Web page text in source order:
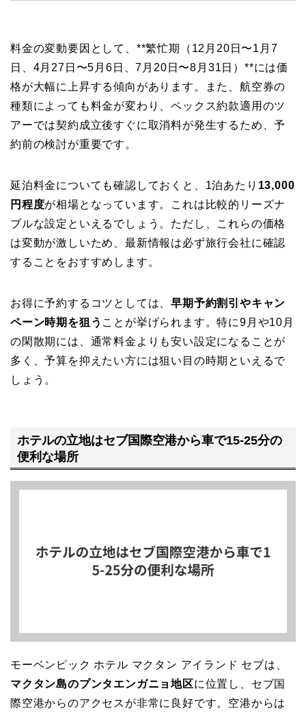
料金の変動要因として、**繁忙期（12月20日〜1月7
日、4月27日〜5月6日、7月20日〜8月31日）**には価
格が大幅に上昇する傾向があります。また、航空券の
種類によっても料金が変わり、ペックス約款適用のツ
アーでは契約成立後すぐに取消料が発生するため、予
約前の検討が重要です。
延泊料金についても確認しておくと、1泊あたり 13,000
円程度が相場となっています。これは比較的リーズナ
ブルな設定といえるでしょう。ただし、これらの価格
は変動が激しいため、最新情報は必ず旅行会社に確認
することをおすすめします。
お得に予約するコツとしては、早期予約割引やキャン
ペーン時期を狙う ことが挙げられます。特に9月や10月
の閑散期には、通常料金よりも安い設定になることが
多く、予算を抑えたい方には狙い目の時期といえるで
しょう。
ホテルの立地はセブ国際空港から車で15-25分の
便利な場所
モーベンピック ホテル マクタン アイランド セブは、
マクタン島のプンタエンガニョ地区に位置し、セブ国
際空港からのアクセスが非常に良好です。空港からは